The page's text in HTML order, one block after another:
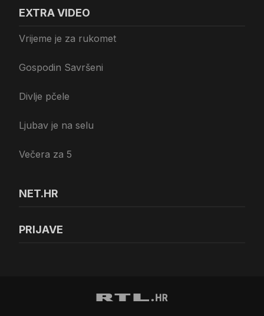
EXTRA VIDEO
Vrijeme je za rukomet
Gospodin Savršeni
Divlje pčele
Ljubav je na selu
Večera za 5
NET.HR
PRIJAVE